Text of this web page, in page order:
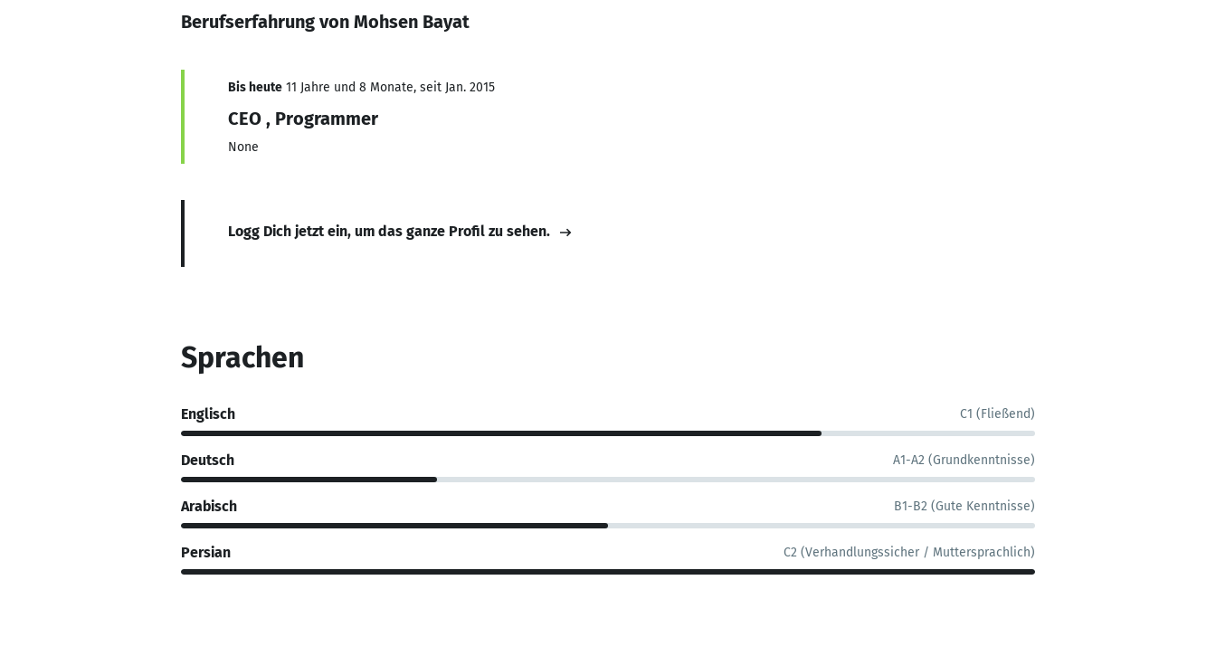
Berufserfahrung von Mohsen Bayat
Bis heute 11 Jahre und 8 Monate, seit Jan. 2015
CEO , Programmer
None
Logg Dich jetzt ein, um das ganze Profil zu sehen.
Sprachen
Englisch C1 (Fließend)
Deutsch A1-A2 (Grundkenntnisse)
Arabisch B1-B2 (Gute Kenntnisse)
Persian C2 (Verhandlungssicher / Muttersprachlich)